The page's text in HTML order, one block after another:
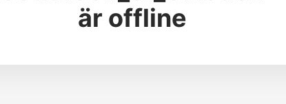
är offline